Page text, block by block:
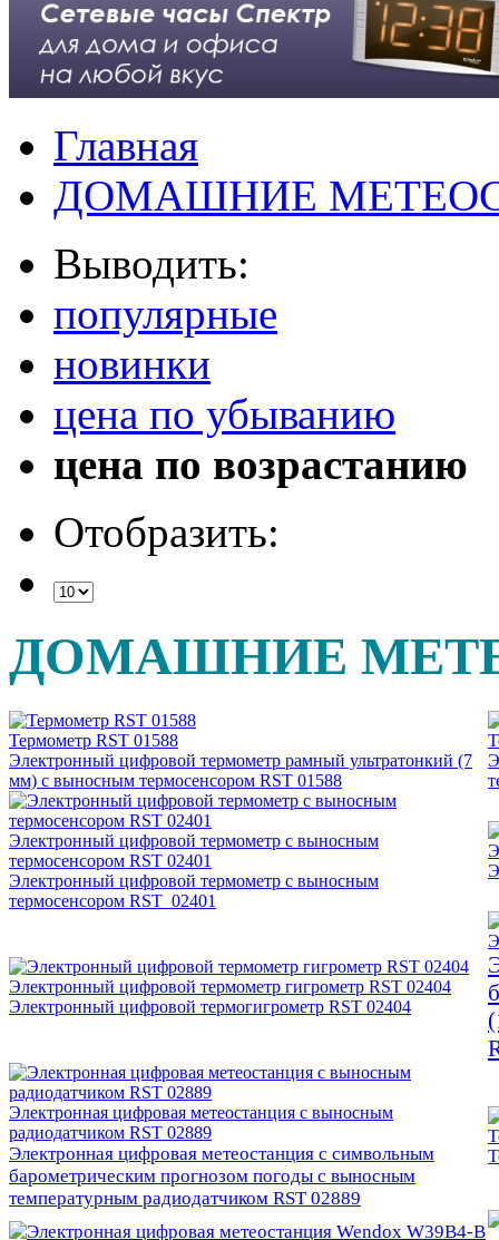
Главная
ДОМАШНИЕ
Выводить:
популярные
новинки
цена по убыванию
цена по возрастанию
Отобразить:
ДОМАШНИЕ
Термометр RST 01588
Электронный цифровой термометр рамный ультратонкий (7
мм) с выносным термосенсором RST 01588
Электронный цифровой термометр с выносным
термосенсором RST 02401
Электронный цифровой термометр с выносным
термосенсором RST 02401
Электронный цифровой термометр гигрометр RST 02404
Электронный цифровой термогигрометр RST 02404
Электронная цифровая метеостанция с выносным
радиодатчиком RST 02889
Электронная цифровая метеостанция с символьным
барометрическим прогнозом погоды с выносным
температурным радиодатчиком RST 02889